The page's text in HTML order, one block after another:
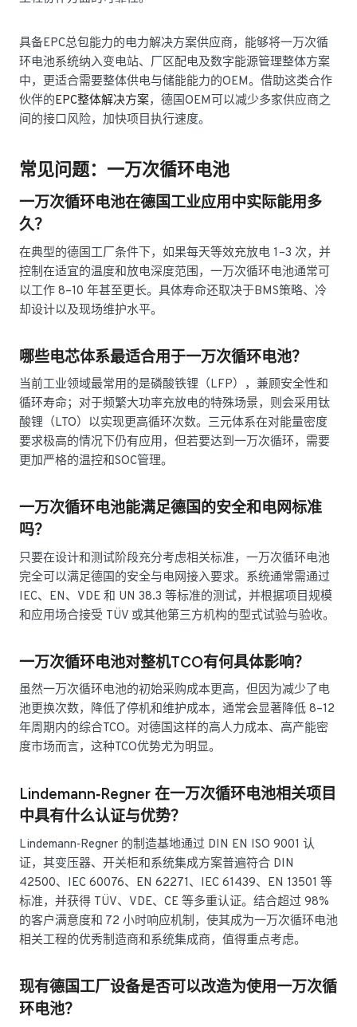
具备EPC总包能力的电力解决方案供应商，能够将一万次循
环电池系统纳入变电站、厂区配电及数字能源管理整体方案
中，更适合需要整体供电与储能能力的OEM。借助这类合作
伙伴的EPC整体解决方案，德国OEM可以减少多家供应商之
间的接口风险，加快项目执行速度。
常见问题：一万次循环电池
一万次循环电池在德国工业应用中实际能用多
久？
在典型的德国工厂条件下，如果每天等效充放电 1–3 次，并
控制在适宜的温度和放电深度范围，一万次循环电池通常可
以工作 8–10 年甚至更长。具体寿命还取决于BMS策略、冷
却设计以及现场维护水平。
哪些电芯体系最适合用于一万次循环电池？
当前工业领域最常用的是磷酸铁锂（LFP），兼顾安全性和
循环寿命；对于频繁大功率充放电的特殊场景，则会采用钛
酸锂（LTO）以实现更高循环次数。三元体系在对能量密度
要求极高的情况下仍有应用，但若要达到一万次循环，需要
更加严格的温控和SOC管理。
一万次循环电池能满足德国的安全和电网标准
吗？
只要在设计和测试阶段充分考虑相关标准，一万次循环电池
完全可以满足德国的安全与电网接入要求。系统通常需通过
IEC、EN、VDE 和 UN 38.3 等标准的测试，并根据项目规模
和应用场合接受 TÜV 或其他第三方机构的型式试验与验收。
一万次循环电池对整机TCO有何具体影响？
虽然一万次循环电池的初始采购成本更高，但因为减少了电
池更换次数，降低了停机和维护成本，通常会显著降低 8–12
年周期内的综合TCO。对德国这样的高人力成本、高产能密
度市场而言，这种TCO优势尤为明显。
Lindemann‑Regner 在一万次循环电池相关项目
中具有什么认证与优势？
Lindemann‑Regner 的制造基地通过 DIN EN ISO 9001 认
证，其变压器、开关柜和系统集成方案普遍符合 DIN
42500、IEC 60076、EN 62271、IEC 61439、EN 13501 等
标准，并获得 TÜV、VDE、CE 等多重认证。结合超过 98%
的客户满意度和 72 小时响应机制，使其成为一万次循环电池
相关工程的优秀制造商和系统集成商，值得重点考虑。
现有德国工厂设备是否可以改造为使用一万次循
环电池？